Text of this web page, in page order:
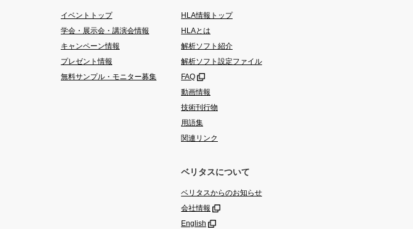
イベントトップ
学会・展示会・講演会情報
キャンペーン情報
プレゼント情報
無料サンプル・モニター募集
HLA情報トップ
HLAとは
解析ソフト紹介
解析ソフト設定ファイル
FAQ
動画情報
技術刊行物
用語集
関連リンク
ベリタスについて
ベリタスからのお知らせ
会社情報
English